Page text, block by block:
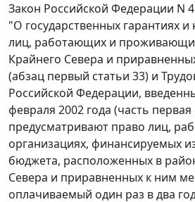
Закон Российской Федерации N
"О государственных гарантиях и
лиц, работающих и
Крайнего Севера и
(абзац первый статьи 33) и
Российской Федерации,
февраля 2002 года (часть первая
предусматривают право лиц,
организациях, финансируемых
бюджета, расположенных в
Севера и приравненных к ним
оплачиваемый один раз в два